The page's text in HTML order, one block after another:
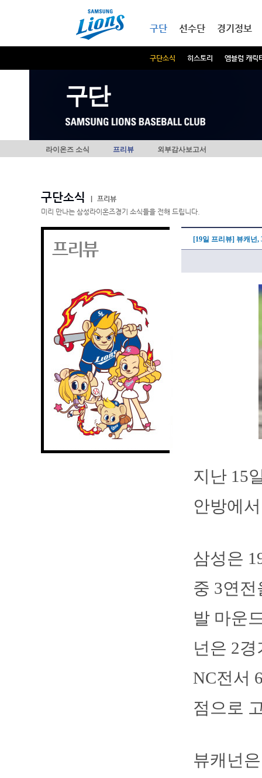
구단
구단소식 히스토리 엠블럼 캐릭
선수단 경기정보
구단
라이온즈 소식 프리뷰 외부감사보고서
구단소식
프리뷰
미리 만나는 삼성라이온즈경기 소식들을 전해 드립니다.
프리뷰 [19일 프리뷰] 뷰캐넌
지난 15
안방에
삼성은
중 3연
발 마운
넌은 2
NC전서
점으로
뷰캐넌